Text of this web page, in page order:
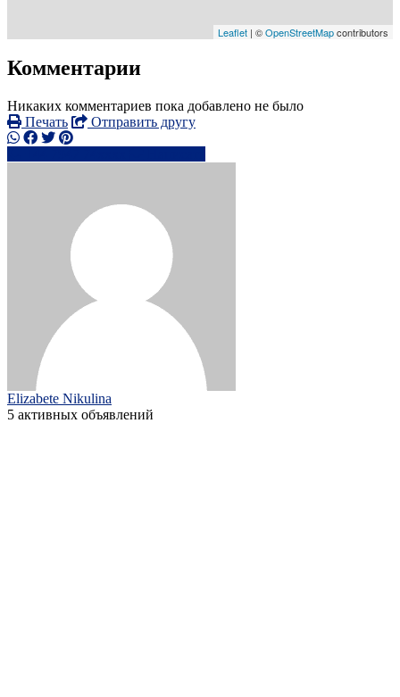
Leaflet | ©OpenStreetMapcontributors
Комментарии
Никаких комментариев пока добавлено не было
Печать
Отправить другу
Elizabete Nikulina
5 активных объявлений